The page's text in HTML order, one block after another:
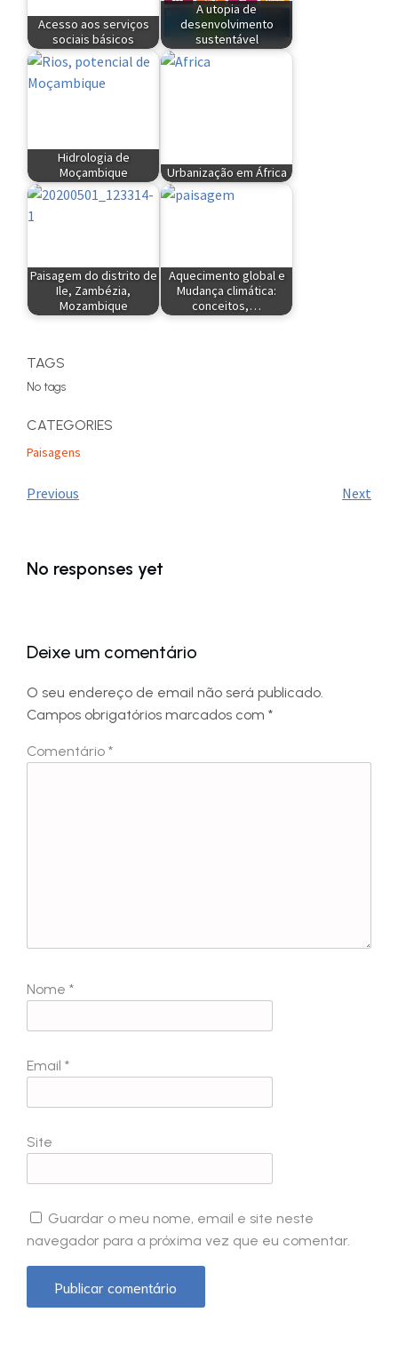
Acesso aos serviços
sociais básicos
A utopia de
desenvolvimento
sustentável
Hidrologia de
Moçambique
Urbanização em África
Paisagem do distrito de
Ile, Zambézia,
Mozambique
Aquecimento global e
Mudança climática:
conceitos,…
TAGS
No tags
CATEGORIES
Paisagens
Previous Next
No responses yet
Deixe um comentário
O seu endereço de email não será publicado.
Campos obrigatórios marcados com *
Comentário *
Nome *
Email *
Site
Guardar o meu nome, email e site neste
navegador para a próxima vez que eu comentar.